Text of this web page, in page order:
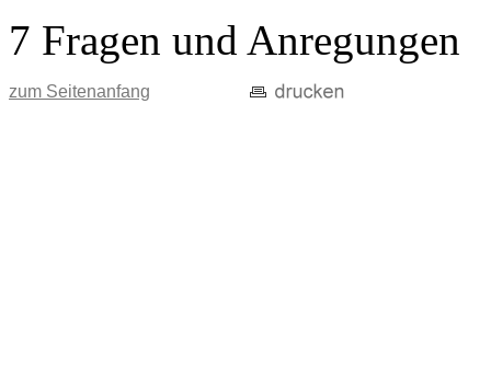
7 Fragen und Anregungen
zum Seitenanfang